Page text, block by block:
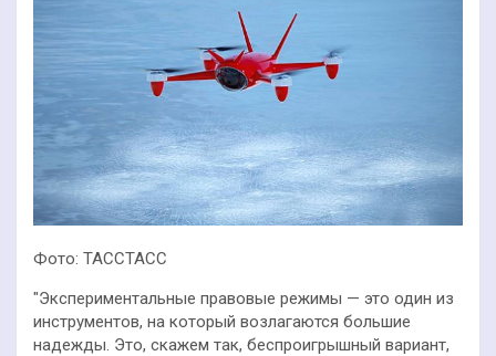
Фото: ТАССТАСС
"Экспериментальные правовые режимы — это один из
инструментов, на который возлагаются большие
надежды. Это, скажем так, беспроигрышный вариант,